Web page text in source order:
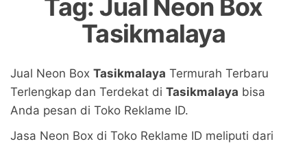
Tag: Jual Neon Box
Tasikmalaya
Jual Neon Box Tasikmalaya Termurah Terbaru
Terlengkap dan Terdekat di Tasikmalaya bisa
Anda pesan di Toko Reklame ID.
Jasa Neon Box di Toko Reklame ID meliputi dari